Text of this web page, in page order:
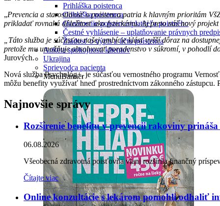
Prihláška poistenca
Odhláška poistenca
Oznámenie poistenca/platiteľa poistného
Čestné vyhlásenie – uplatňovanie právnych
Žiadosť o výpis z účtu poistenca
Anketa spokojnosti klientov
Ukrajina
Sprievodca pacienta
MenuBanner
„Prevencia a starostlivosť o poistenca patria k hlavným prioritám
prikladať rovnaká dôležitosť ako fyzickému. Aj preto náš nový
„Táto služba je súčasťou našej ambície klásť vyšší dôraz na
pretože mu umožňuje absolvovať poradenstvo v súkromí, v pohodlí
Jurových.
Nová služba Psychológ+, je súčasťou vernostného programu
môžu benefity využívať hneď prostredníctvom zákonného zástupcu.
Najnovšie správy
Rozšírenie benefitu v prevencii rakoviny
06.08.2026
Všeobecná zdravotná poisťovňa vlani rozšírila finančný
Čítajte viac
Online konzultácie s lekárom pomohli odhaliť